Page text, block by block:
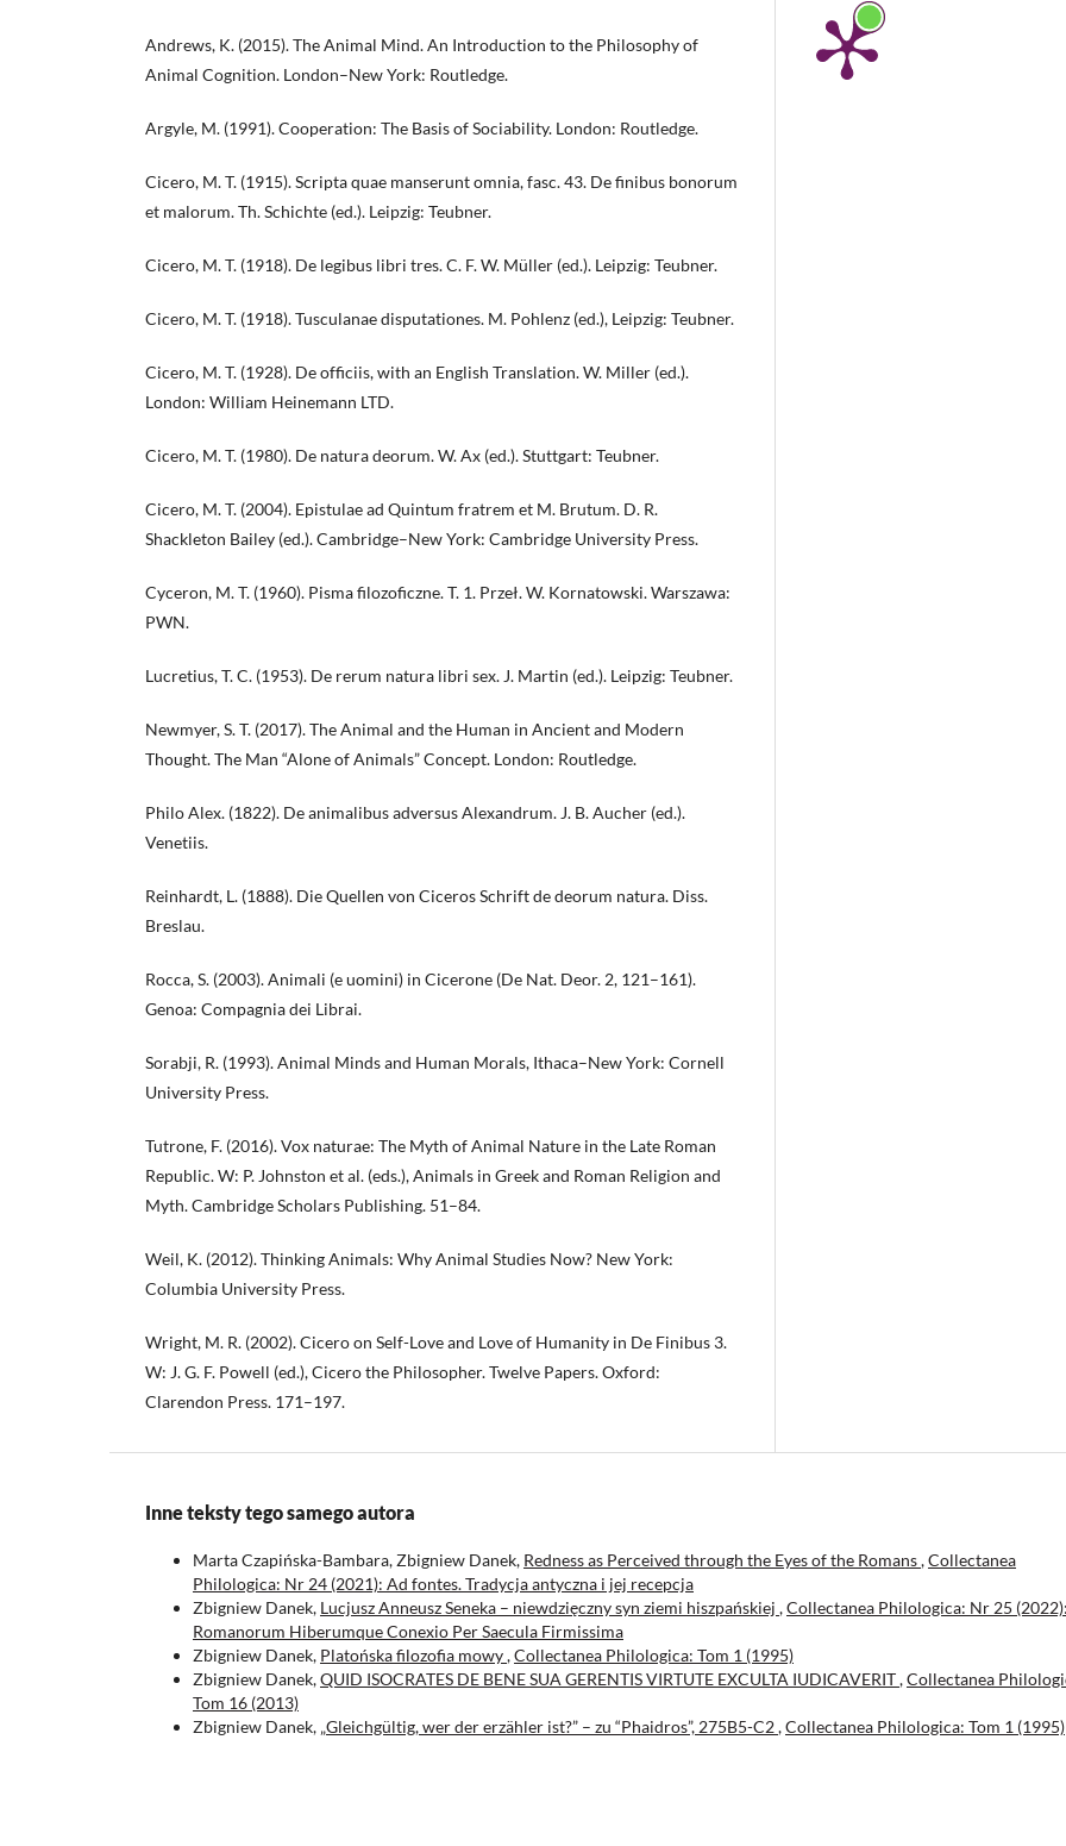
Andrews, K. (2015). The Animal Mind. An Introduction to the Philosophy of
Animal Cognition. London–New York: Routledge.
Argyle, M. (1991). Cooperation: The Basis of Sociability. London: Routledge.
Cicero, M. T. (1915). Scripta quae manserunt omnia, fasc. 43. De finibus bonorum
et malorum. Th. Schichte (ed.). Leipzig: Teubner.
Cicero, M. T. (1918). De legibus libri tres. C. F. W. Müller (ed.). Leipzig: Teubner.
Cicero, M. T. (1918). Tusculanae disputationes. M. Pohlenz (ed.), Leipzig: Teubner.
Cicero, M. T. (1928). De officiis, with an English Translation. W. Miller (ed.).
London: William Heinemann LTD.
Cicero, M. T. (1980). De natura deorum. W. Ax (ed.). Stuttgart: Teubner.
Cicero, M. T. (2004). Epistulae ad Quintum fratrem et M. Brutum. D. R.
Shackleton Bailey (ed.). Cambridge–New York: Cambridge University Press.
Cyceron, M. T. (1960). Pisma filozoficzne. T. 1. Przeł. W. Kornatowski. Warszawa:
PWN.
Lucretius, T. C. (1953). De rerum natura libri sex. J. Martin (ed.). Leipzig: Teubner.
Newmyer, S. T. (2017). The Animal and the Human in Ancient and Modern
Thought. The Man “Alone of Animals” Concept. London: Routledge.
Philo Alex. (1822). De animalibus adversus Alexandrum. J. B. Aucher (ed.).
Venetiis.
Reinhardt, L. (1888). Die Quellen von Ciceros Schrift de deorum natura. Diss.
Breslau.
Rocca, S. (2003). Animali (e uomini) in Cicerone (De Nat. Deor. 2, 121–161).
Genoa: Compagnia dei Librai.
Sorabji, R. (1993). Animal Minds and Human Morals, Ithaca–New York: Cornell
University Press.
Tutrone, F. (2016). Vox naturae: The Myth of Animal Nature in the Late Roman
Republic. W: P. Johnston et al. (eds.), Animals in Greek and Roman Religion and
Myth. Cambridge Scholars Publishing. 51–84.
Weil, K. (2012). Thinking Animals: Why Animal Studies Now? New York:
Columbia University Press.
Wright, M. R. (2002). Cicero on Self-Love and Love of Humanity in De Finibus 3.
W: J. G. F. Powell (ed.), Cicero the Philosopher. Twelve Papers. Oxford:
Clarendon Press. 171–197.
Inne teksty tego samego autora
Marta Czapińska-Bambara, Zbigniew Danek, Redness as Perceived through the Eyes of the Romans,Collectanea
Philologica: Nr 24 (2021): Ad fontes. Tradycja antyczna i jej recepcja
Zbigniew Danek, Lucjusz Anneusz Seneka – niewdzięczny syn ziemi hiszpańskiej ,Collectanea Philologica: Nr 25 (2022):
Romanorum Hiberumque Conexio Per Saecula Firmissima
Zbigniew Danek, Platońska filozofia mowy,Collectanea Philologica: Tom 1 (1995)
Zbigniew Danek,QUID ISOCRATES DE BENE SUA GERENTIS VIRTUTE EXCULTA IUDICAVERIT,Collectanea
Tom 16 (2013)
Zbigniew Danek, „Gleichgültig, wer der erzähler ist?” – zu “Phaidros”, 275B5-C2,Collectanea Philologica: Tom 1 (1995)